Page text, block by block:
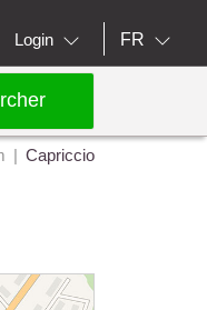
Login FR
Capriccio